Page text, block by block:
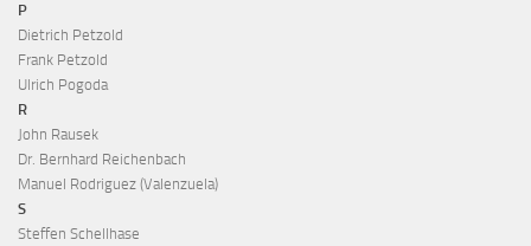
P
Dietrich Petzold
Frank Petzold
Ulrich Pogoda
R
John Rausek
Dr. Bernhard Reichenbach
Manuel Rodriguez (Valenzuela)
S
Steffen Schellhase